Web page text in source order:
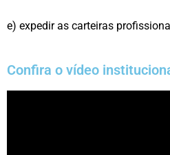
e) expedir as carteiras
Confira o vídeo